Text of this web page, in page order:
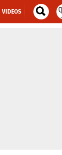
VIDEOS